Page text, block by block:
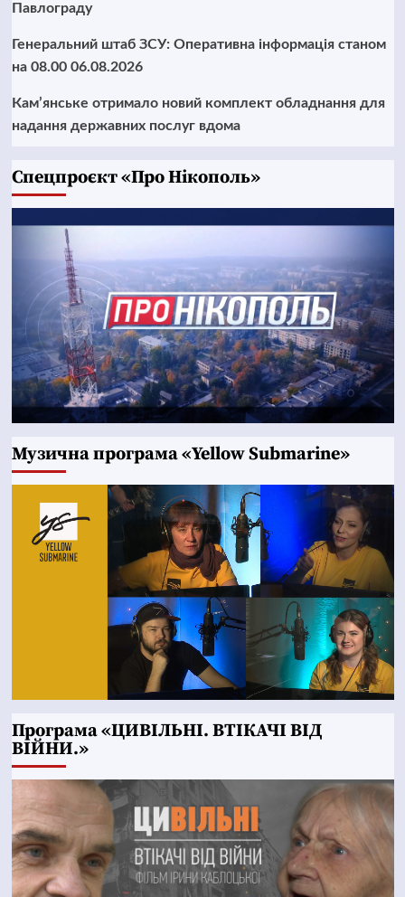
Павлограду
Генеральний штаб ЗСУ: Оперативна інформація станом
на 08.00 06.08.2026
Кам’янське отримало новий комплект обладнання для
надання державних послуг вдома
Cпецпроєкт «Про Нікополь»
Музична програма «Yellow Submarine»
Програма «ЦИВІЛЬНІ. ВТІКАЧІ ВІД
ВІЙНИ.»